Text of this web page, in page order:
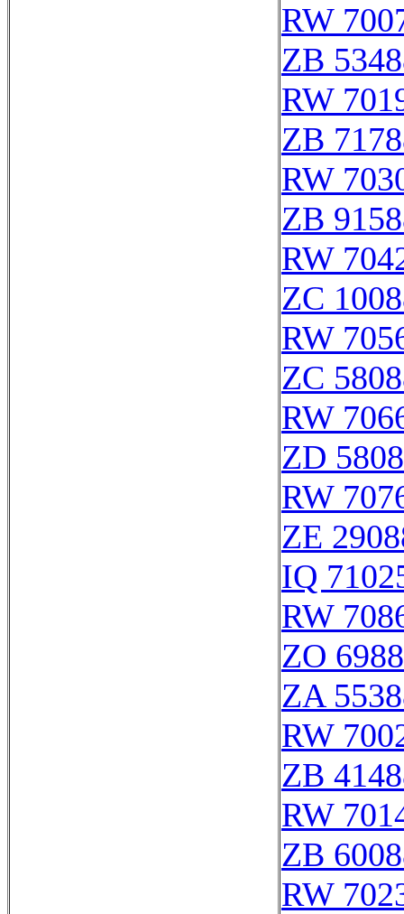
RW
ZB
RW
ZB
RW
ZB
RW
ZC
RW
ZC
RW
ZD
RW
ZE
IQ
RW
ZO 6988
ZA
RW
ZB
RW
ZB
RW